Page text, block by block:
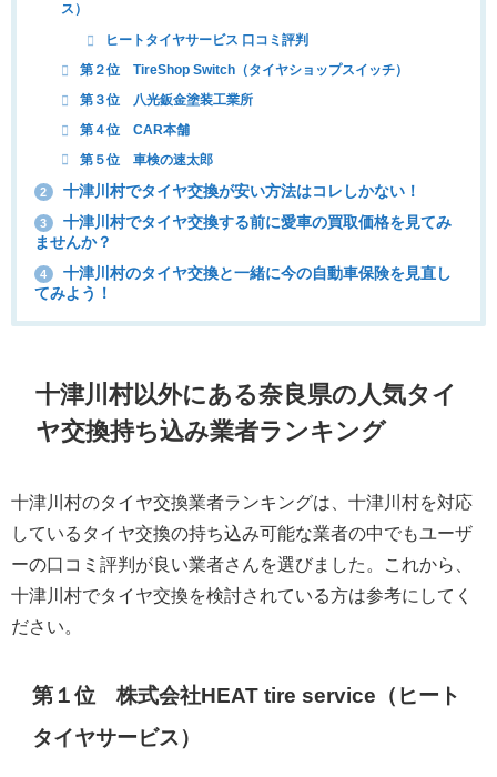
ス）
ヒートタイヤサービス 口コミ評判
第２位 TireShop Switch（タイヤショップスイッチ）
第３位 八光鈑金塗装工業所
第４位 CAR本舗
第５位 車検の速太郎
2 十津川村でタイヤ交換が安い方法はコレしかない！
3
十津川村でタイヤ交換する前に愛車の買取価格を見てみ
ませんか？
4
十津川村のタイヤ交換と一緒に今の自動車保険を見直し
てみよう！
十津川村以外にある奈良県の人気タイ
ヤ交換持ち込み業者ランキング
十津川村のタイヤ交換業者ランキングは、十津川村を対応
しているタイヤ交換の持ち込み可能な業者の中でもユーザ
ーの口コミ評判が良い業者さんを選びました。これから、
十津川村でタイヤ交換を検討されている方は参考にしてく
ださい。
第１位 株式会社HEAT tire service（ヒート
タイヤサービス）